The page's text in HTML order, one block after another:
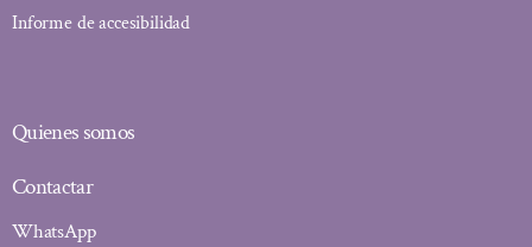
Informe de accesibilidad
Quienes somos
Contactar
WhatsApp